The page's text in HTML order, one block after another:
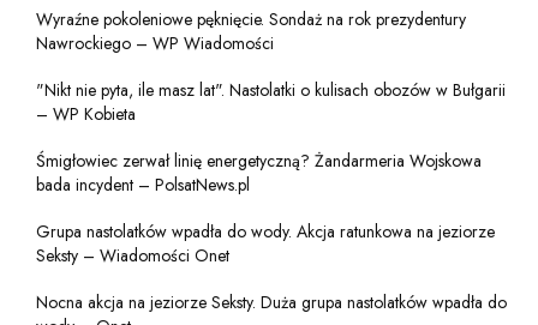
Wyraźne pokoleniowe pęknięcie. Sondaż na rok prezydentury
Nawrockiego – WP Wiadomości
"Nikt nie pyta, ile masz lat". Nastolatki o kulisach obozów w Bułgarii
– WP Kobieta
Śmigłowiec zerwał linię energetyczną? Żandarmeria Wojskowa
bada incydent – PolsatNews.pl
Grupa nastolatków wpadła do wody. Akcja ratunkowa na jeziorze
Seksty – Wiadomości Onet
Nocna akcja na jeziorze Seksty. Duża grupa nastolatków wpadła do